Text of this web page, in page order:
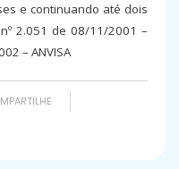
e continuando até dois
2.051 de 08/11/2001 –
– ANVISA